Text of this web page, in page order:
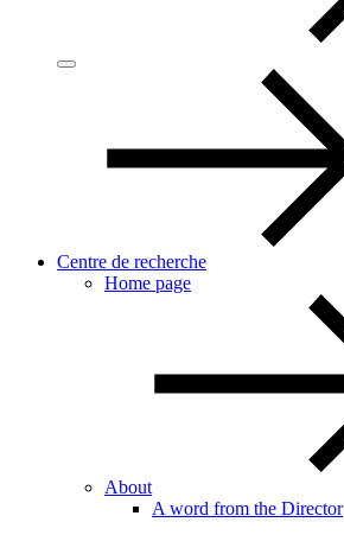
Centre de recherche
Home page
About
A word from the Director